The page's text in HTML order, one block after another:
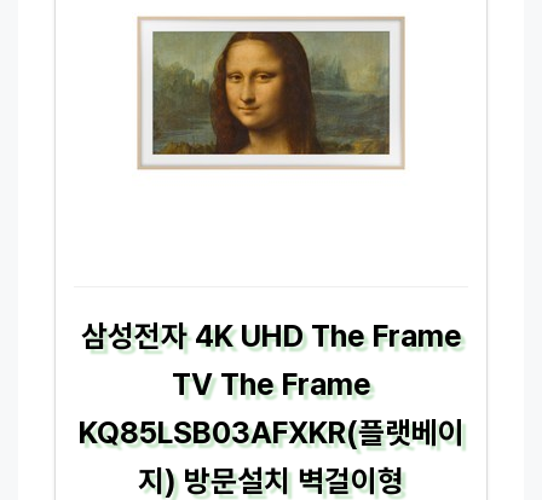
삼성전자 4K UHD The Frame
TV The Frame
KQ85LSB03AFXKR(플랫베이
지) 방문설치 벽걸이형